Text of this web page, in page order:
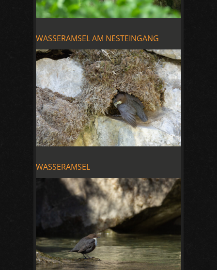
WASSERAMSEL AM NESTEINGANG
WASSERAMSEL